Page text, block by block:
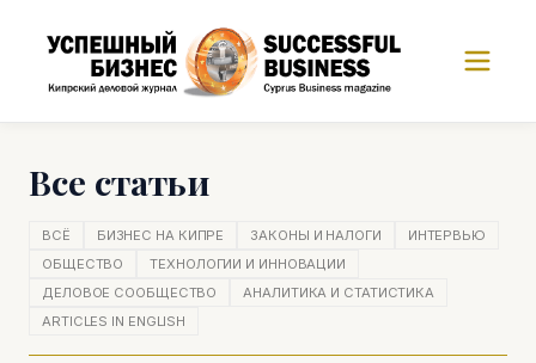
Все статьи
ВСЁ БИЗНЕС НА КИПРЕ ЗАКОНЫ И НАЛОГИ
ИНТЕРВЬЮ
ОБЩЕСТВО
ТЕХНОЛОГИИ И ИННОВАЦИИ
ДЕЛОВОЕ СООБЩЕСТВО
АНАЛИТИКА И СТАТИСТИКА
ARTICLES IN ENGLISH